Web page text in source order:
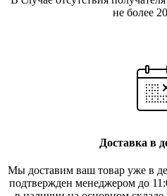
не более
Доставка в
Мы доставим ваш товар уже в
подтвержден менеджером до